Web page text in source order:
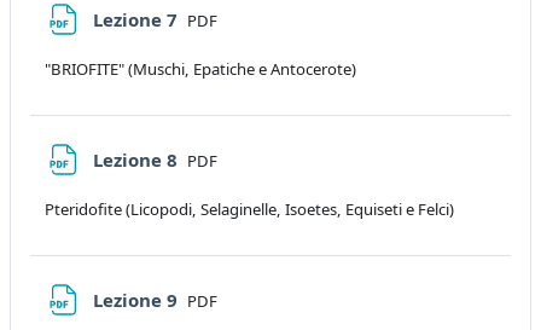
Lezione 7 File
PDF
"BRIOFITE" (Muschi, Epatiche e Antocerote)
Lezione 8 File
PDF
Pteridofite (Licopodi, Selaginelle, Isoetes, Equiseti e Felci)
Lezione 9 File
PDF